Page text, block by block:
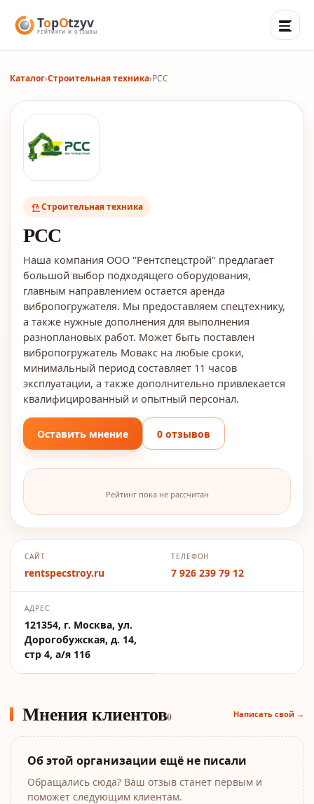
Каталог›Строительная техника›РСС
Строительная техника
РСС
Наша компания ООО "Рентспецстрой" предлагает
большой выбор подходящего оборудования,
главным направлением остается аренда
вибропогружателя. Мы предоставляем спецтехнику,
а также нужные дополнения для выполнения
разноплановых работ. Может быть поставлен
вибропогружатель Мовакс на любые сроки,
минимальный период составляет 11 часов
эксплуатации, а также дополнительно привлекается
квалифицированный и опытный персонал.
Оставить мнение 0 отзывов
Рейтинг пока не рассчитан
САЙТ
rentspecstroy.ru
ТЕЛЕФОН
7 926 239 79 12
АДРЕС
121354, г. Москва, ул.
Дорогобужская, д. 14,
стр 4, а/я 116
Мнения клиентов0 Написать свой →
Об этой организации ещё не писали
Обращались сюда? Ваш отзыв станет первым и
поможет следующим клиентам.